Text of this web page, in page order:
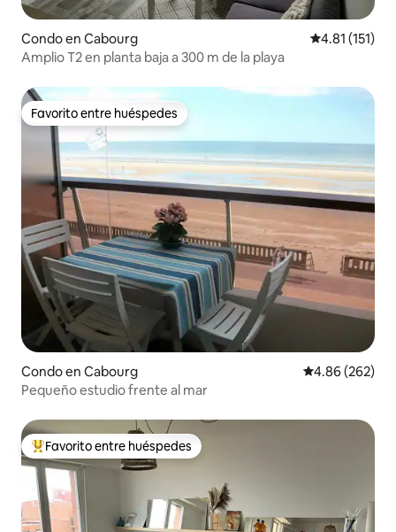
Condo en Cabourg Calificación
4.81 (151)
Amplio T2 en planta baja a 300 m de la playa
Favorito entre huéspedes
Favorito entre huéspedes
Condo en Cabourg Calificación
4.86 (262)
Pequeño estudio frente al mar
Favorito entre huéspedes preferido
Favorito entre huéspedes